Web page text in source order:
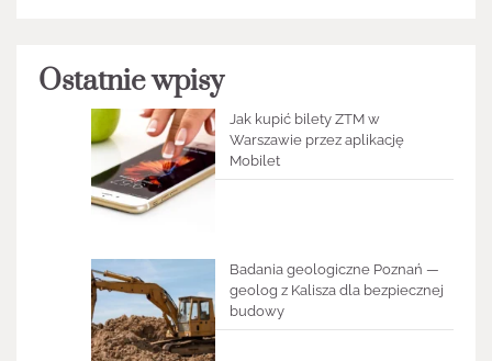
Ostatnie wpisy
Jak kupić bilety ZTM w
Warszawie przez aplikację
Mobilet
Badania geologiczne Poznań —
geolog z Kalisza dla bezpiecznej
budowy